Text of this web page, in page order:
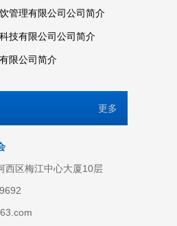
管理有限公司公司简介
技有限公司公司简介
限公司简介
更多
西区梅江中心大厦10层